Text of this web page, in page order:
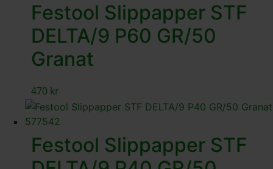
Festool Slippapper STF
DELTA/9 P60 GR/50
Granat
470 kr
Festool Slippapper STF